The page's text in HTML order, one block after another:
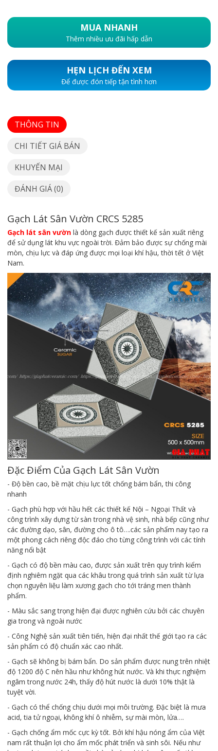
MUA NHANH
Thêm nhiều ưu đãi hấp dẫn
HẸN LỊCH ĐẾN XEM
Để được đón tiếp tận tình hơn
THÔNG TIN
CHI TIẾT GIÁ BÁN
KHUYẾN MẠI
ĐÁNH GIÁ (0)
Gạch Lát Sân Vườn CRCS 5285
Gạch lát sân vườn là dòng gạch được thiết kế sản xuất riêng
để sử dụng lát khu vực ngoài trời. Đảm bảo được sự chống mài
mòn, chịu lực và đáp ứng được mọi loại khí hậu, thời tết ở Việt
Nam.
Đặc Điểm Của Gạch Lát Sân Vườn
- Độ bền cao, bề mặt chịu lực tốt chống bám bẩn, thi công
nhanh
- Gạch phù hợp với hầu hết các thiết kế Nội – Ngoại Thất và
công trình xây dựng từ sàn trong nhà vệ sinh, nhà bếp cũng như
các đường dạo, sân, đường cho ô tô….các sản phẩm nay tạo ra
một phong cách riêng độc đáo cho từng công trình với các tính
năng nổi bật
- Gạch có độ bền màu cao, được sản xuất trên quy trình kiểm
định nghiêm ngặt qua các khâu trong quá trình sản xuất từ lựa
chọn nguyên liệu làm xương gạch cho tới tráng men thành
phẩm.
- Màu sắc sang trọng hiện đại được nghiên cứu bởi các chuyên
gia trong và ngoài nước
- Công Nghệ sản xuất tiên tiến, hiện đại nhất thế giới tạo ra các
sản phẩm có độ chuẩn xác cao nhất.
- Gạch sẽ không bị bám bẩn. Do sản phẩm được nung trên nhiệt
độ 1200 độ C nên hầu như không hút nước. Và khi thực nghiệm
ngâm trong nước 24h, thấy độ hút nước là dưới 10% thật là
tuyệt vời.
- Gạch có thể chống chịu dưới mọi môi trường. Đặc biệt là mưa
acid, tia tử ngoại, không khí ô nhiễm, sự mài mòn, lửa….
- Gạch chống ẩm mốc cực kỳ tốt. Bởi khí hậu nóng ẩm của Việt
nam rất thuận lợi cho ẩm mốc phát triển và sinh sôi. Nếu như